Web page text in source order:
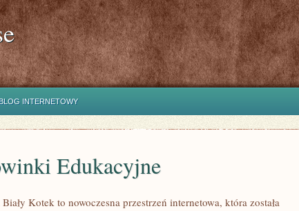
BLOG INTERNETOWY
Edukacyjne
Kotek to nowoczesna przestrzeń internetowa, która została